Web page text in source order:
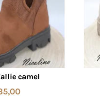
camel